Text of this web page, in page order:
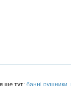
ще тут: банні рушники,